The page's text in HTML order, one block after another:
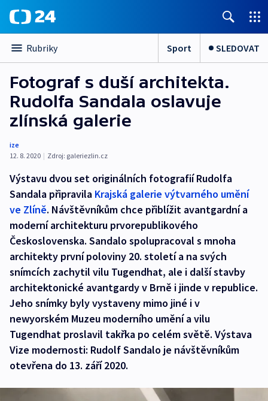
Rubriky Sport SLEDOVAT
Fotograf s duší architekta.
Rudolfa Sandala oslavuje
zlínská galerie
ize
12. 8. 2020 | Zdroj: galeriezlin.cz
Výstavu dvou set originálních fotografií Rudolfa
Sandala připravila Krajská galerie výtvarného umění
ve Zlíně. Návštěvníkům chce přiblížit avantgardní a
moderní architekturu prvorepublikového
Československa. Sandalo spolupracoval s mnoha
architekty první poloviny 20. století a na svých
snímcích zachytil vilu Tugendhat, ale i další stavby
architektonické avantgardy v Brně i jinde v republice.
Jeho snímky byly vystaveny mimo jiné i v
newyorském Muzeu moderního umění a vilu
Tugendhat proslavil takřka po celém světě. Výstava
Vize modernosti: Rudolf Sandalo je návštěvníkům
otevřena do 13. září 2020.